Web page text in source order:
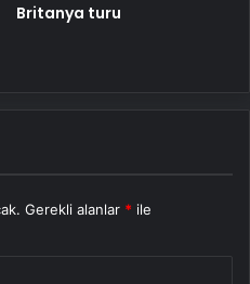
Britanya turu
Gerekli alanlar * ile